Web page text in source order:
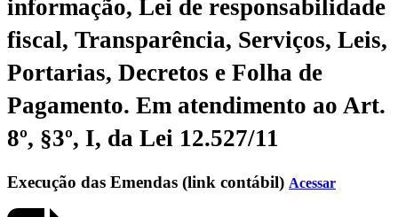
informação, Lei de responsabilidade
fiscal, Transparência, Serviços, Leis,
Portarias, Decretos e Folha de
Pagamento. Em atendimento ao Art.
8º, §3º, I, da Lei 12.527/11
Execução das Emendas (link contábil) Acessar